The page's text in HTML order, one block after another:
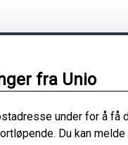
fra Unio
under for å få
Du kan